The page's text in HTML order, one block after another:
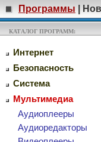
Программы
КАТАЛОГ ПРОГРАММ:
Интернет
Безопасность
Система
Мультимедиа
Аудиоплееры
Аудиоредакторы